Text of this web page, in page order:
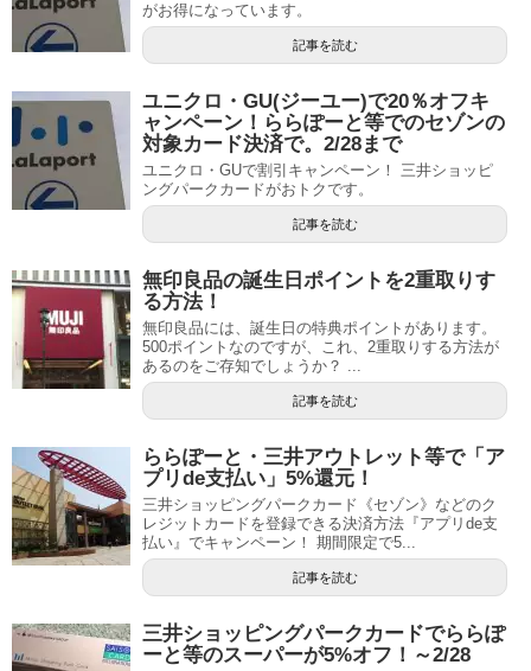
がお得になっています。
記事を読む
ユニクロ・GU(ジーユー)で20％オフキ
ャンペーン！ららぽーと等でのセゾンの
対象カード決済で。2/28まで
ユニクロ・GUで割引キャンペーン！ 三井ショッピ
ングパークカードがおトクです。
記事を読む
無印良品の誕生日ポイントを2重取りす
る方法！
無印良品には、誕生日の特典ポイントがあります。
500ポイントなのですが、これ、2重取りする方法が
あるのをご存知でしょうか？ ...
記事を読む
ららぽーと・三井アウトレット等で「ア
プリde支払い」5%還元！
三井ショッピングパークカード《セゾン》などのク
レジットカードを登録できる決済方法『アプリde支
払い』でキャンペーン！ 期間限定で5...
記事を読む
三井ショッピングパークカードでららぽ
ーと等のスーパーが5%オフ！～2/28